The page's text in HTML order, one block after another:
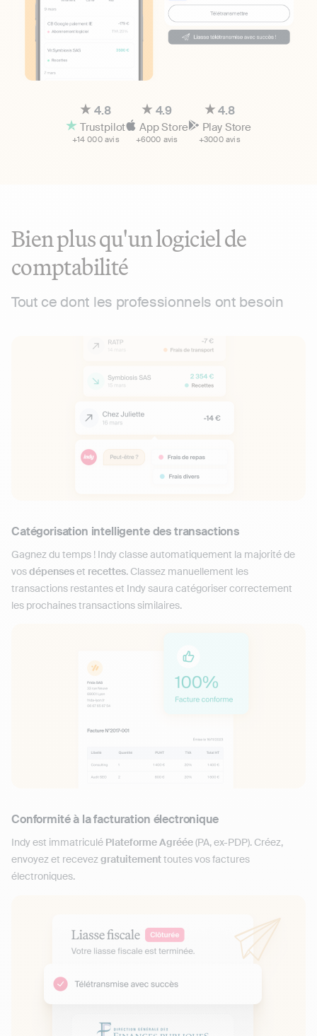
4.8
Trustpilot
+14 000 avis
4.9
App Store
+6000 avis
4.8
Play Store
+3000 avis
Bien plus qu'un logiciel de
comptabilité
Tout ce dont les professionnels ont besoin
Catégorisation intelligente des transactions
Gagnez du temps ! Indy classe automatiquement la majorité de
vosdépenseset recettes. Classez manuellement les
transactions restantes et Indy saura catégoriser correctement
les prochaines transactions similaires.
Conformité à la facturation électronique
Indy est immatriculé Plateforme Agréée(PA, ex-PDP). Créez,
envoyez et recevezgratuitementtoutes vos factures
électroniques.